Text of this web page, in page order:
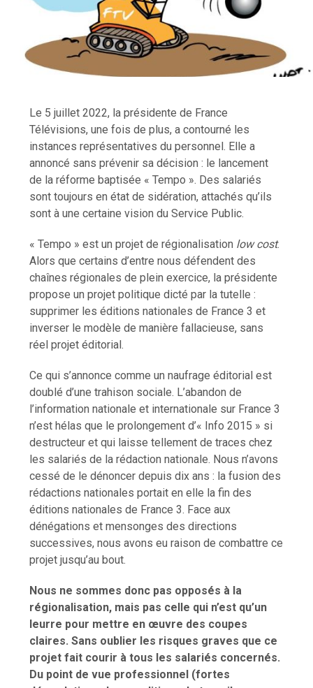
Le 5 juillet 2022, la présidente de France
Télévisions, une fois de plus, a contourné les
instances représentatives du personnel. Elle a
annoncé sans prévenir sa décision : le lancement
de la réforme baptisée « Tempo ». Des salariés
sont toujours en état de sidération, attachés qu’ils
sont à une certaine vision du Service Public.
« Tempo » est un projet de régionalisation low cost.
Alors que certains d’entre nous défendent des
chaînes régionales de plein exercice, la présidente
propose un projet politique dicté par la tutelle :
supprimer les éditions nationales de France 3 et
inverser le modèle de manière fallacieuse, sans
réel projet éditorial.
Ce qui s’annonce comme un naufrage éditorial est
doublé d’une trahison sociale. L’abandon de
l’information nationale et internationale sur France 3
n’est hélas que le prolongement d’« Info 2015 » si
destructeur et qui laisse tellement de traces chez
les salariés de la rédaction nationale. Nous n’avons
cessé de le dénoncer depuis dix ans : la fusion des
rédactions nationales portait en elle la fin des
éditions nationales de France 3. Face aux
dénégations et mensonges des directions
successives, nous avons eu raison de combattre ce
projet jusqu’au bout.
Nous ne sommes donc pas opposés à la
régionalisation, mais pas celle qui n’est qu’un
leurre pour mettre en œuvre des coupes
claires. Sans oublier les risques graves que ce
projet fait courir à tous les salariés concernés.
Du point de vue professionnel (fortes